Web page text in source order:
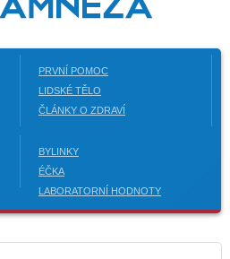
PRVNÍ POMOC
LIDSKÉ TĚLO
ČLÁNKY O ZDRAVÍ
BYLINKY
ÉČKA
LABORATORNÍ HODNOTY